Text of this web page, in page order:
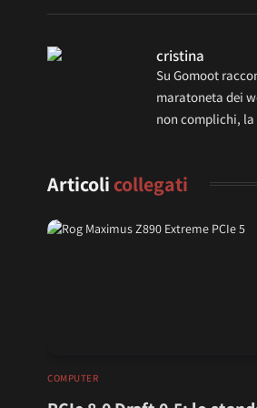
cristina
Su Gomoot
maratoneta dei
non complichi, la
Articoli collegati
COMPUTER